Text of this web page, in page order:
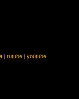
rutube youtube